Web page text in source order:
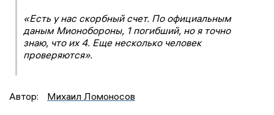
«Есть у нас скорбный счет. По официальным
даным Мионобороны, 1 погибший, но я точно
знаю, что их 4. Еще несколько человек
проверяются».
Автор: Михаил Ломоносов